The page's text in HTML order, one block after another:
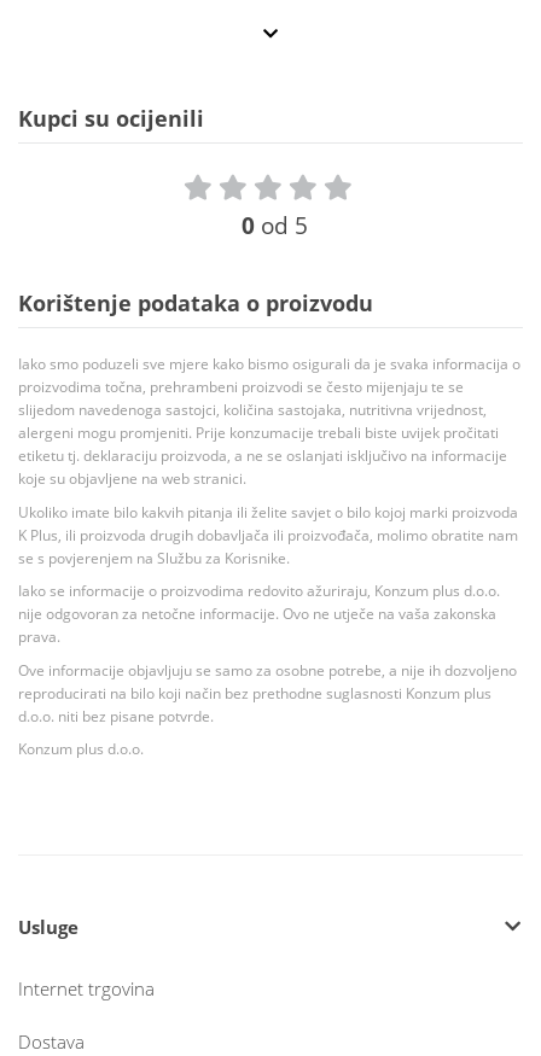
Kupci su ocijenili
0 od 5
Korištenje podataka o proizvodu
Iako smo poduzeli sve mjere kako bismo osigurali da je svaka informacija o
proizvodima točna, prehrambeni proizvodi se često mijenjaju te se
slijedom navedenoga sastojci, količina sastojaka, nutritivna vrijednost,
alergeni mogu promjeniti. Prije konzumacije trebali biste uvijek pročitati
etiketu tj. deklaraciju proizvoda, a ne se oslanjati isključivo na informacije
koje su objavljene na web stranici.
Ukoliko imate bilo kakvih pitanja ili želite savjet o bilo kojoj marki proizvoda
K Plus, ili proizvoda drugih dobavljača ili proizvođača, molimo obratite nam
se s povjerenjem na Službu za Korisnike.
Iako se informacije o proizvodima redovito ažuriraju, Konzum plus d.o.o.
nije odgovoran za netočne informacije. Ovo ne utječe na vaša zakonska
prava.
Ove informacije objavljuju se samo za osobne potrebe, a nije ih dozvoljeno
reproducirati na bilo koji način bez prethodne suglasnosti Konzum plus
d.o.o. niti bez pisane potvrde.
Konzum plus d.o.o.
Usluge
Internet trgovina
Dostava